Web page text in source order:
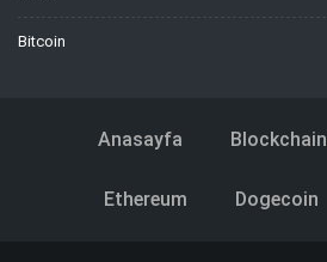
Bitcoin
Anasayfa Blockchain
Ethereum Dogecoin